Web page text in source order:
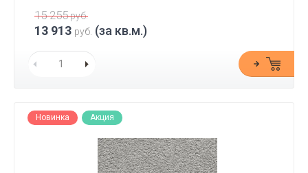
15 255руб.
13 913 руб. (за кв.м.)
Новинка Акция